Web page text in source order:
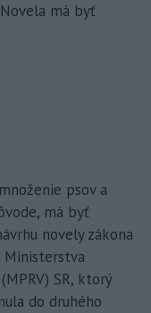
má byť
psov a
má byť
novely zákona
SR, ktorý
do druhého